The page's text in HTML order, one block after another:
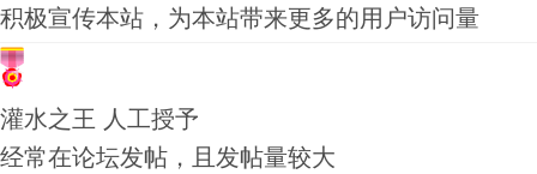
积极宣传本站，为本站带来更多的用户访问量
灌水之王 人工授予
经常在论坛发帖，且发帖量较大